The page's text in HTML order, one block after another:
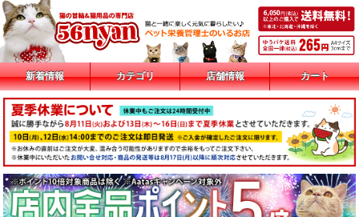
新着情報 カテゴリ 店舗情報 カート